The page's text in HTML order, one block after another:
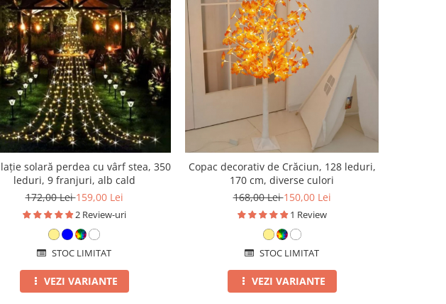
solară perdea cu vârf stea, 350
leduri, 9 franjuri, alb cald
172,00 Lei159,00 Lei
2 Review-uri
STOC LIMITAT
VEZI VARIANTE
Copac decorativ de Crăciun, 128 leduri,
170 cm, diverse culori
168,00 Lei150,00 Lei
1 Review
STOC LIMITAT
VEZI VARIANTE